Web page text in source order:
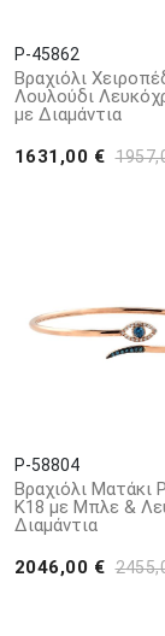
P-45862
Βραχιόλι
Λουλούδι
με Διαμάντια
1631,00 €
P-58804
Βραχιόλι Ματάκι
Κ18 με Μπλε &
Διαμάντια
2046,00 €